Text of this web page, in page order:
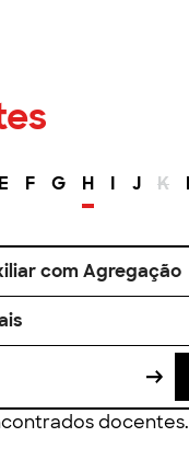
E F G H I J K
com Agregação
docentes.